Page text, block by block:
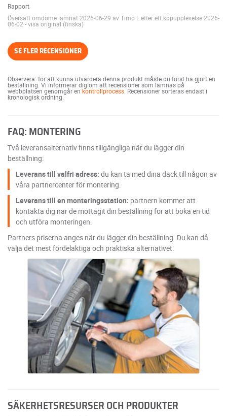
Rapport
Översatt omdöme lämnat 2026-06-29 av Timo L efter ett köpupplevelse 2026-
06-02 -visa original (finska)
SE FLER RECENSIONER
Observera: för att kunna utvärdera denna produkt måste du först ha gjort en
beställning. Vi informerar dig om att recensioner som lämnas på
webbplatsen genomgår en kontrollprocess . Recensioner sorteras endast i
kronologisk ordning.
FAQ: MONTERING
Två leveransalternativ finns tillgängliga när du lägger din
beställning:
Leverans till valfri adress: du kan ta med dina däck till någon av
våra partnercenter för montering.
Leverans till en monteringsstation: partnern kommer att
kontakta dig när de mottagit din beställning för att boka en tid
och utföra monteringen.
Partners priserna anges när du lägger din beställning. Du kan då
välja det mest fördelaktiga och praktiska alternativet.
SÄKERHETSRESURSER OCH PRODUKTER